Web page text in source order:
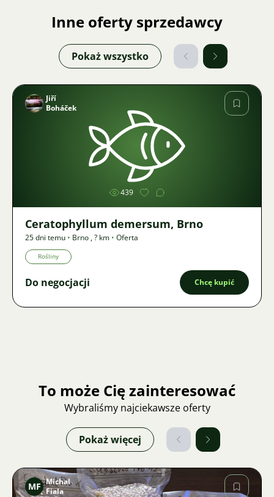
Inne oferty sprzedawcy
Pokaż wszystko
Zdjęcie
Jiří
Boháček
439
Ceratophyllum demersum, Brno
25 dni temu • Brno ,? km • Oferta
Rośliny
Do negocjacji Chcę kupić
To może Cię zainteresować
Wybraliśmy najciekawsze oferty
Pokaż więcej
MF Michal
Fiala